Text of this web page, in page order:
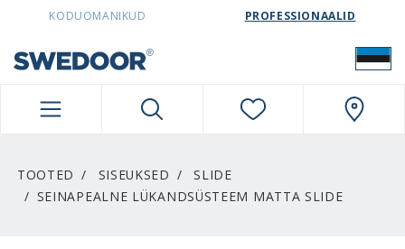
SWEDOORESTONIA NAVIGATION
KODUOMANIKUD PROFESSIONAALID
TOOTED SISEUKSED
SLIDE
SEINAPEALNE LÜKANDSÜSTEEM MATTA SLIDE